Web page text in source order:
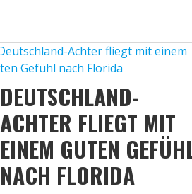
DEUTSCHLAND-
ACHTER FLIEGT MIT
EINEM GUTEN
NACH FLORIDA